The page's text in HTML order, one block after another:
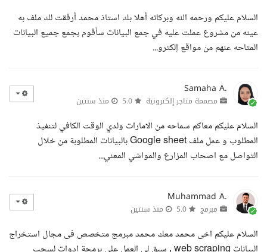
السلام عليكم ورحمه الله وبركاته أهلا بك استاذ محمد أرفقت لك ملف به
عينه من مشروع عملت عليه في جمع البيانات سأقوم بجمع جميع البيانات
المتاحه عنهم من مواقع إلكترو...
Samaha A.
مصممة متاجر إلكترونية منذ سنتين
السلام عليكم معاكم سماحه من الامارات ولدي الوقت الكافي لتنفيذ
المطلوب و عمل ملف Google sheet بالبيانات المطلوبة من خلال
التواصل مع اصحاب المزارع والمواشي المعني...
Muhammad A.
مبرمج منذ سنتين
السلام عليكم اخى محمد معك محمد مبرمج متخصص فى مجال استخراج